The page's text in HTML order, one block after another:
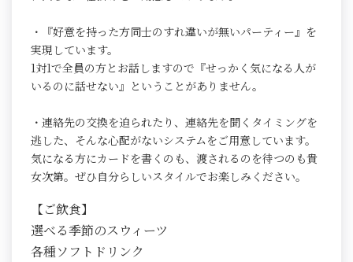
・『好意を持った方同士のすれ違いが無いパーティー』を
実現しています。
1対1で全員の方とお話しますので『せっかく気になる人が
いるのに話せない』ということがありません。
・連絡先の交換を迫られたり、連絡先を聞くタイミングを
逃した、そんな心配がないシステムをご用意しています。
気になる方にカードを書くのも、渡されるのを待つのも貴
女次第。ぜひ自分らしいスタイルでお楽しみください。
【ご飲食】
選べる季節のスウィーツ
各種ソフトドリンク